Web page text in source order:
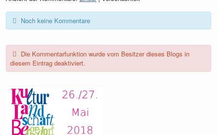
Noch keine Kommentare
Die Kommentarfunktion wurde vom Besitzer dieses Blogs in
diesem Eintrag deaktiviert.